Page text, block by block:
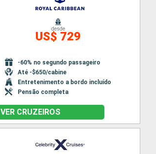
desde
US$ 729
-60% no segundo passageiro
Até -$650/cabine
Entretenimento a bordo incluído
Pensão completa
VER CRUZEIROS